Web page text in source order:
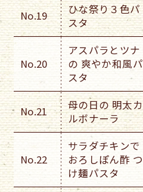
No.19
ひな祭り３色パ
スタ
No.20
アスパラとツナ
の 爽やか和風パ
スタ
No.21
母の日の 明太カ
ルボナーラ
No.22
サラダチキンで
おろしぽん酢 つ
け麺パスタ